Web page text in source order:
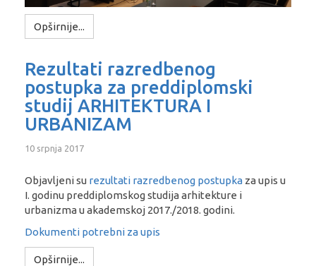
Opširnije...
Rezultati razredbenog
postupka za preddiplomski
studij ARHITEKTURA I
URBANIZAM
10 srpnja 2017
Objavljeni su rezultati razredbenog postupka za upis u
I. godinu preddiplomskog studija arhitekture i
urbanizma u akademskoj 2017./2018. godini.
Dokumenti potrebni za upis
Opširnije...